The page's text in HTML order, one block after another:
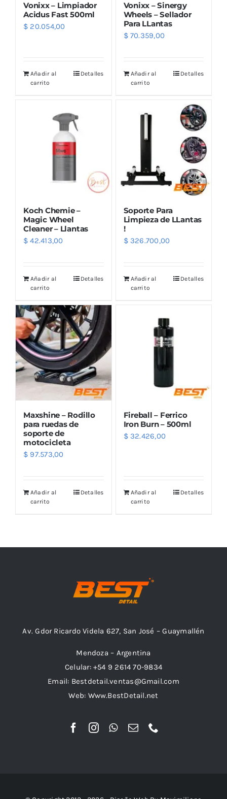
Vonixx – Limpiador
Acidus Fast 500ml
$ 20.054,00
Añadir al
carrito
Detalles
Vonixx – Sinergy
Wheels – Sellador
Para LLantas
$70.359,00
Añadir al
carrito
Detalles
Koch Chemie –
Magic Wheel
Cleaner – Llantas
$ 42.413,00
Añadir al
carrito
Detalles
Soporte Para
Limpieza de LLantas
!
$326.700,00
Añadir al
carrito
Detalles
Maxshine – Rodillo
para ruedas de
soporte de
motocicleta
$ 97.573,00
Añadir al
carrito
Detalles
Fireball – Ferrico
Iron Burn – 500ml
$32.426,00
Añadir al
carrito
Detalles
Av. Gdor Ricardo Videla 627, San José – Guaymallén
Mendoza – Argentina
Celular: +54 9 2614 70-9834
Email: Bestdetail.ventas@Gmail.com
Web: Www.BestDetail.net